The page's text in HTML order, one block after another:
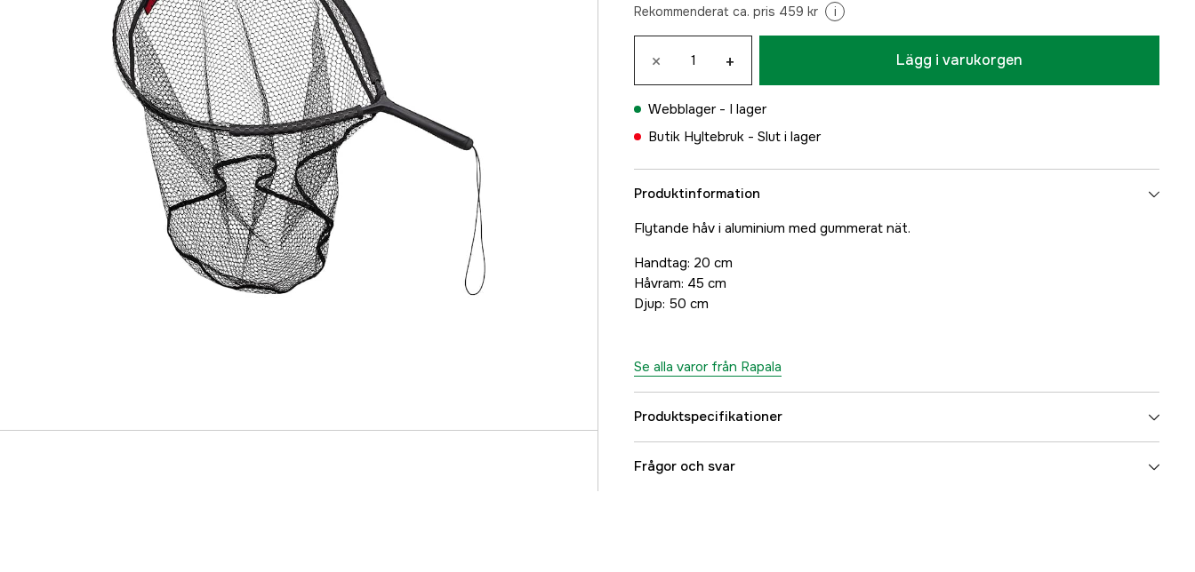
Rekommenderat ca. pris 459 kr i
× + Lägg i varukorgen
Webblager - I lager
Butik Hyltebruk - Slut i lager
Produktinformation
Flytande håv i aluminium med gummerat nät.
Handtag: 20 cm
Håvram: 45 cm
Djup: 50 cm
Se alla varor från Rapala
Produktspecifikationer
Referensnummer
Frågor och svar